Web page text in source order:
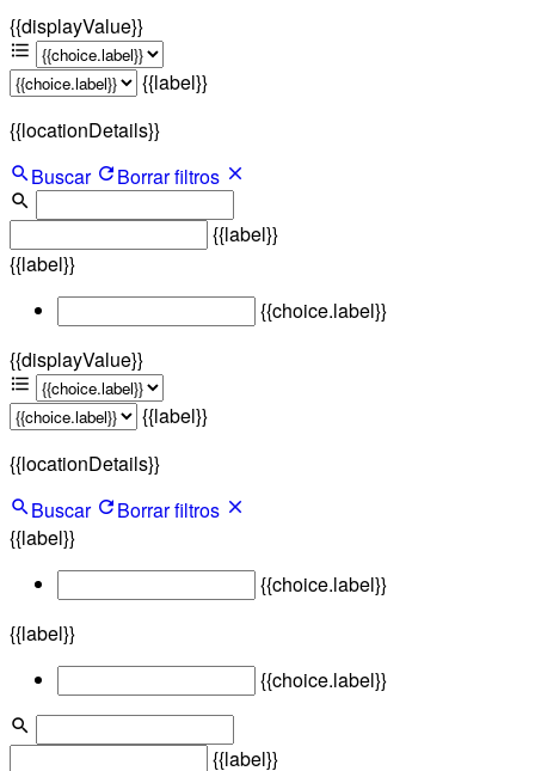
{{displayValue}}
{{label}}
{{locationDetails}}
Buscar
Borrar filtros
{{label}}
{{label}}
{{choice.label}}
{{displayValue}}
{{label}}
{{locationDetails}}
Buscar
Borrar filtros
{{label}}
{{choice.label}}
{{label}}
{{choice.label}}
{{label}}